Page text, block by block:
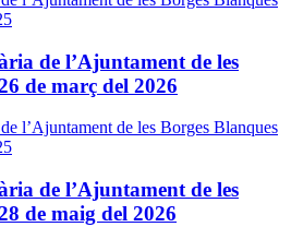
de l’Ajuntament de les
de març del 2026
de l’Ajuntament de les
de maig del 2026